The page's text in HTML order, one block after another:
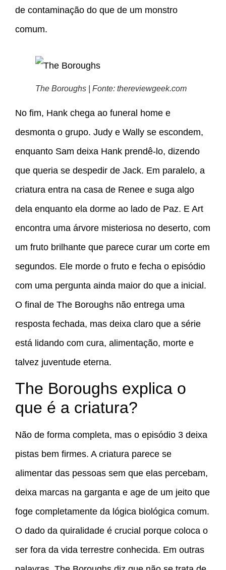
de contaminação do que de um monstro
comum.
The Boroughs | Fonte: thereviewgeek.com
No fim, Hank chega ao funeral home e
desmonta o grupo. Judy e Wally se escondem,
enquanto Sam deixa Hank prendê-lo, dizendo
que queria se despedir de Jack. Em paralelo, a
criatura entra na casa de Renee e suga algo
dela enquanto ela dorme ao lado de Paz. E Art
encontra uma árvore misteriosa no deserto, com
um fruto brilhante que parece curar um corte em
segundos. Ele morde o fruto e fecha o episódio
com uma pergunta ainda maior do que a inicial.
O final de The Boroughs não entrega uma
resposta fechada, mas deixa claro que a série
está lidando com cura, alimentação, morte e
talvez juventude eterna.
The Boroughs explica o
que é a criatura?
Não de forma completa, mas o episódio 3 deixa
pistas bem firmes. A criatura parece se
alimentar das pessoas sem que elas percebam,
deixa marcas na garganta e age de um jeito que
foge completamente da lógica biológica comum.
O dado da quiralidade é crucial porque coloca o
ser fora da vida terrestre conhecida. Em outras